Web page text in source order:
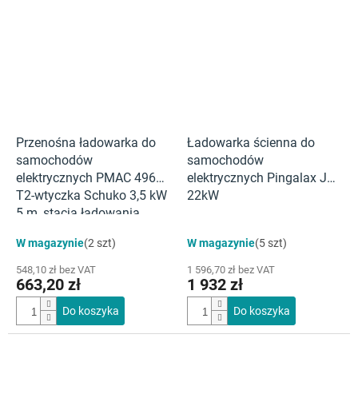
Przenośna ładowarka do
samochodów
elektrycznych PMAC 4965
T2-wtyczka Schuko 3,5 kW
5 m, stacja ładowania
Elvix
W magazynie(2 szt)
548,10 zł bez VAT
663,20 zł
Do koszyka
Ładowarka ścienna do
samochodów
elektrycznych Pingalax J4-
22kW
W magazynie(5 szt)
1 596,70 zł bez VAT
1 932 zł
Do koszyka